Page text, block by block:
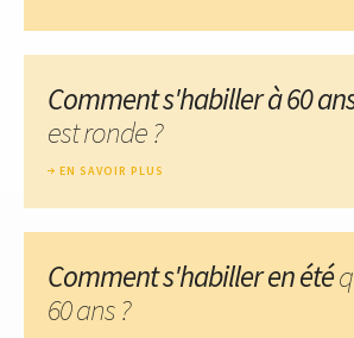
Comment s'habiller à 60
est ronde ?
EN SAVOIR PLUS
Comment s'habiller en été
60 ans ?